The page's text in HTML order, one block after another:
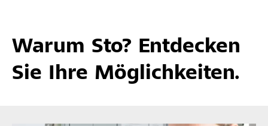
Warum Sto? Entdecken
Sie Ihre Möglichkeiten.